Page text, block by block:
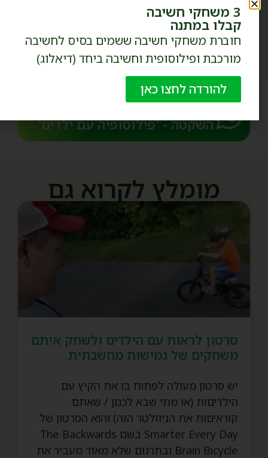
שתפו את הפוסט:
הרשמו עכשיו לקבוצת הוואטספ
השקטה - 'פילוסופיה עם ילדים'​
מומלץ לקרוא גם
סרטון לראות עם הילדים ולשחק איתם
משחקים של גמישות מחשבתית
יש סרטון מעולה לפתוח בו את הקיץ עם
הילדיםות (או מתי שבא לכםן / שאתם
קוראיםות את הניוזלטר הזה) והוא הסרטון של
Smarter Every Day בשם The Backwards
Brain Bicycle ובתרגום שלא מאוד מעביר את
3 משחקי חשיבה
קבלו במתנה
חוברת משחקי חשיבה ששמים בסיס לחשיבה
מורכבת ופילוסופית וחשיבה ביחד (דיאלוג)
להורדה לחצו כאן